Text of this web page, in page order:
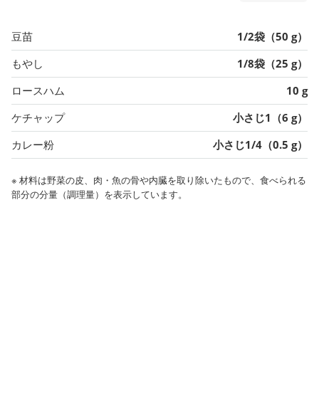
豆苗
1/2袋（50 g）
もやし
1/8袋（25 g）
ロースハム
10 g
ケチャップ
小さじ1（6 g）
カレー粉
小さじ1/4（0.5 g）
※ 材料は野菜の皮、肉・魚の骨や内臓を取り除いたもので、食べられる
部分の分量（調理量）を表示しています。